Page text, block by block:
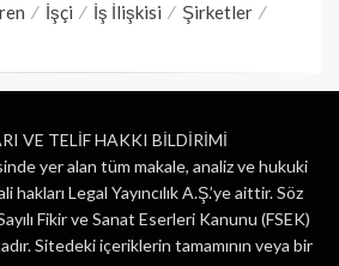
İşçi İş İlişkisi
Şirketler
VE TELİF HAKKI BİLDİRİMİ
yer alan tüm makale, analiz ve hukuki
Legal Yayıncılık A.Ş.’ye aittir. Söz
Fikir ve Sanat Eserleri Kanunu (FSEK)
Sitedeki içeriklerin tamamının veya bir